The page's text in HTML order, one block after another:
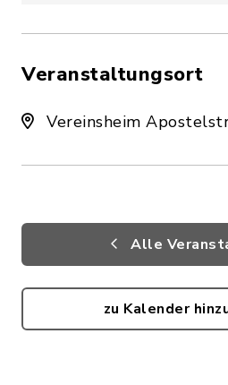
Veranstaltungsort
Vereinsheim
Alle
zu Kalender